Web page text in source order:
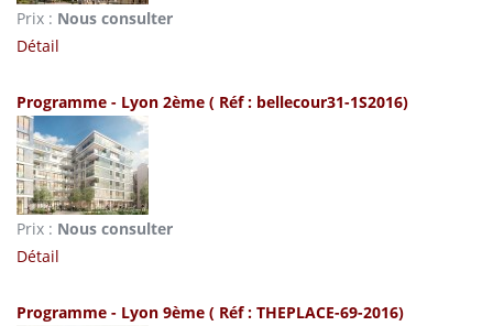
Prix : Nous consulter
Détail
Programme - Lyon 2ème ( Réf : bellecour31-1S2016)
Prix : Nous consulter
Détail
Programme - Lyon 9ème ( Réf : THEPLACE-69-2016)